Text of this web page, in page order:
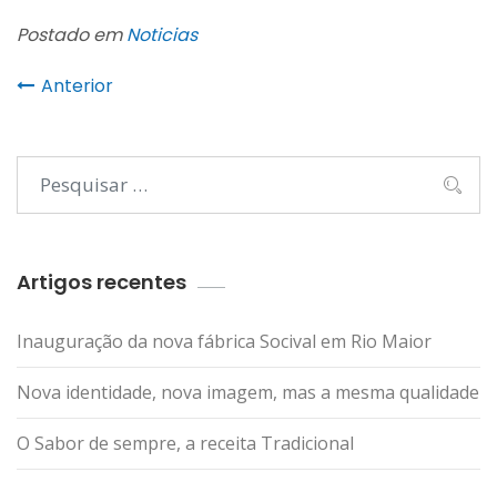
Postado emNoticias
Anterior
Artigos recentes
Inauguração da nova fábrica Socival em Rio Maior
Nova identidade, nova imagem, mas a mesma qualidade
O Sabor de sempre, a receita Tradicional